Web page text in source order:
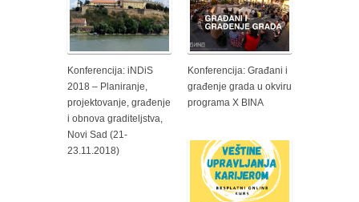
Konferencija: iNDiS
2018 – Planiranje,
projektovanje, građenje
i obnova graditeljstva,
Novi Sad (21-
23.11.2018)
Konferencija: Građani i
građenje grada u okviru
programa X BINA